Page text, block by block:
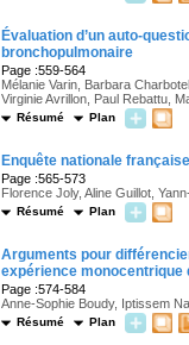
Évaluation d’un auto-
bronchopulmonaire
Page :559-564
Mélanie Varin, Barbara
Virginie Avrillon, Paul Rebattu,
Résumé Plan
Enquête nationale
Page :565-573
Florence Joly, Aline Guillot,
Résumé Plan
Arguments pour
expérience monocentrique
Page :574-584
Anne-Sophie Boudy, Iptissem
Résumé Plan